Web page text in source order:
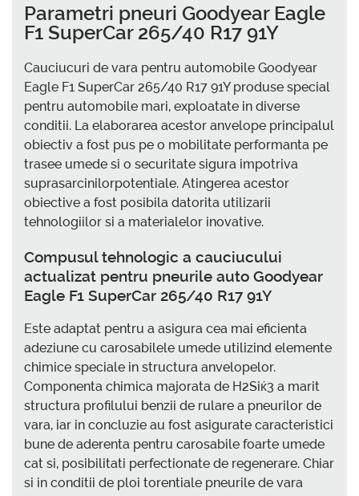
Parametri pneuri Goodyear Eagle
F1 SuperCar 265/40 R17 91Y
Cauciucuri de vara pentru automobile Goodyear
Eagle F1 SuperCar 265/40 R17 91Y produse special
pentru automobile mari, exploatate in diverse
conditii. La elaborarea acestor anvelope principalul
obiectiv a fost pus pe o mobilitate performanta pe
trasee umede si o securitate sigura impotriva
suprasarcinilorpotentiale. Atingerea acestor
obiective a fost posibila datorita utilizarii
tehnologiilor si a materialelor inovative.
Compusul tehnologic a cauciucului
actualizat pentru pneurile auto Goodyear
Eagle F1 SuperCar 265/40 R17 91Y
Este adaptat pentru a asigura cea mai eficienta
adeziune cu carosabilele umede utilizind elemente
chimice speciale in structura anvelopelor.
Componenta chimica majorata de H2Siќ3 a marit
structura profilului benzii de rulare a pneurilor de
vara, iar in concluzie au fost asigurate caracteristici
bune de aderenta pentru carosabile foarte umede
cat si, posibilitati perfectionate de regenerare. Chiar
si in conditii de ploi torentiale pneurile de vara